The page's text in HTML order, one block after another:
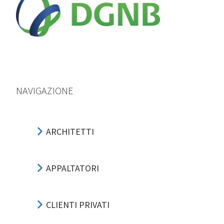
NAVIGAZIONE
ARCHITETTI
APPALTATORI
CLIENTI PRIVATI